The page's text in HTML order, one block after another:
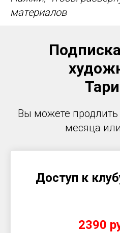
материалов
Вы можете
месяца
Доступ к
2390